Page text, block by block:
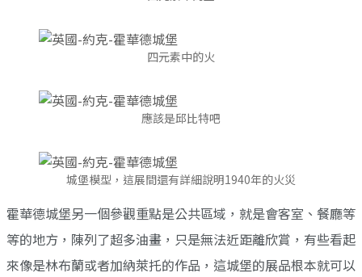
四元素中的火
應該是邱比特吧
城堡模型，這展間還有詳細說明1940年的火災
霍華德城堡另一個參觀重點是公共區域，就是會客室、餐廳等
等的地方，陳列了超多油畫，只是無法近距離欣賞，有些看起
來像是林布蘭或者加納萊托的作品，這城堡的展品根本就可以